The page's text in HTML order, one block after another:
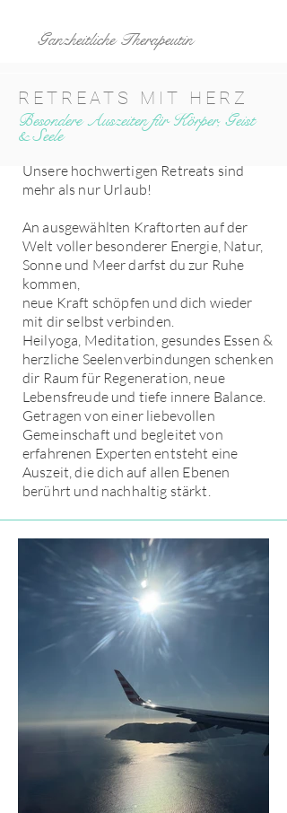
Ganzheitliche Therapeutin
Unsere hochwertigen Retreats sind
mehr als nur Urlaub!
An ausgewählten Kraftorten auf der
Welt voller besonderer Energie, Natur,
Sonne und Meer darfst du zur Ruhe
kommen,
neue Kraft schöpfen und dich wieder
mit dir selbst verbinden.
Heilyoga, Meditation, gesundes Essen &
herzliche Seelenverbindungen schenken
dir Raum für Regeneration, neue
Lebensfreude und tiefe innere Balance.
Getragen von einer liebevollen
Gemeinschaft und begleitet von
erfahrenen Experten entsteht eine
Auszeit, die dich auf allen Ebenen
berührt und nachhaltig stärkt.
RETREATS MIT HERZ
Besondere Auszeiten für Körper, Geist
& Seele